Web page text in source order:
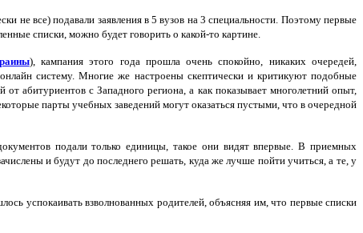
не все) подавали заявления в 5 вузов на 3 специальности. Поэтому первые
списки, можно будет говорить о какой-то картине.
), кампания этого года прошла очень спокойно, никаких очередей,
систему. Многие же настроены скептически и критикуют подобные
абитуриентов с Западного региона, а как показывает многолетний опыт,
парты учебных заведений могут оказаться пустыми, что в очередной
подали только единицы, такое они видят впервые. В приемных
и будут до последнего решать, куда же лучше пойти учиться, а те, у
успокаивать взволнованных родителей, объясняя им, что первые списки